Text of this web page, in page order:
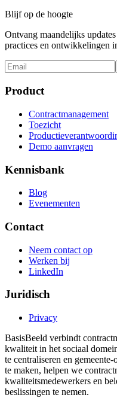
Blijf op de hoogte
Ontvang maandelijks
practices en ontwikkelingen
Product
Contractmanagement
Toezicht
Demo aanvragen
Kennisbank
Blog
Evenementen
Contact
Neem contact op
Werken bij
LinkedIn
Juridisch
Privacy
BasisBeeld verbindt
kwaliteit in het sociaal
te centraliseren en
te maken, helpen we
kwaliteitsmedewerkers en
beslissingen te nemen.